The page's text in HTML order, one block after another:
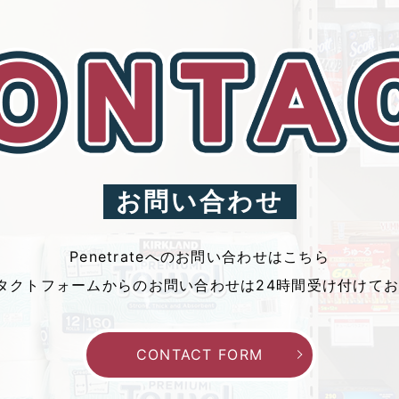
お問い合わせ
Penetrateへのお問い合わせはこちら
クトフォームからのお問い合わせは24時間 受け付けて
CONTACT FORM